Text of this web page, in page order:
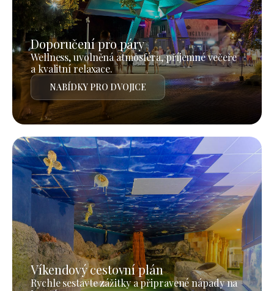
Doporučení pro páry
Wellness, uvolněná atmosféra, příjemné večeře
a kvalitní relaxace.
NABÍDKY PRO DVOJICE
Víkendový cestovní plán
Rychle sestavte zážitky a připravené nápady na